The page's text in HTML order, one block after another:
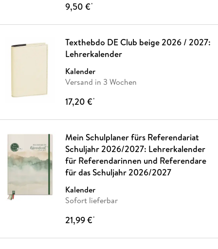
9,50 €*
Texthebdo DE Club beige 2026 / 2027:
Lehrerkalender
Kalender
Versand in 3 Wochen
17,20 €*
Mein Schulplaner fürs Referendariat
Schuljahr 2026/2027: Lehrerkalender
für Referendarinnen und Referendare
für das Schuljahr 2026/2027
Kalender
Sofort lieferbar
21,99 €*